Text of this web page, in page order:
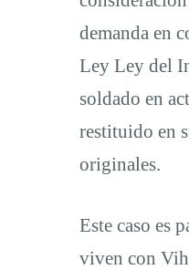
demanda en
Ley Ley del
soldado en
restituido en
originales.
Este caso es
viven con